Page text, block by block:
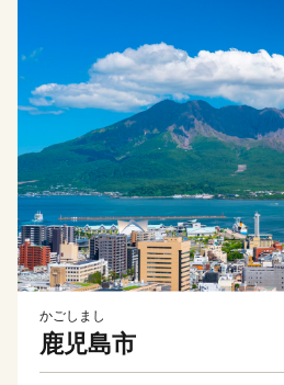
かごしまし
鹿児島市